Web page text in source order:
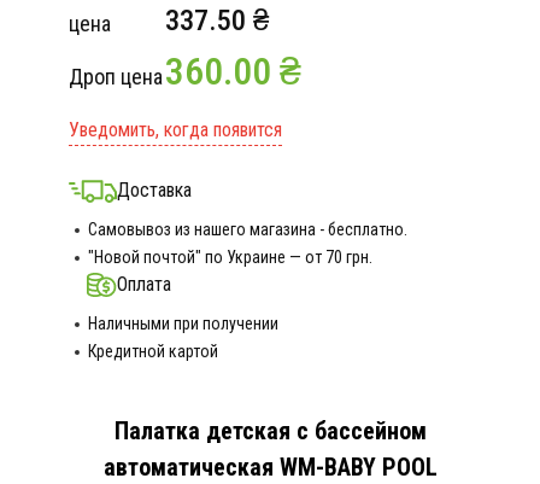
цена
337.50 ₴
Дроп цена360.00 ₴
Уведомить, когда появится
Доставка
Самовывоз из нашего магазина - бесплатно.
"Новой почтой" по Украине — от 70 грн.
Оплата
Наличными при получении
Кредитной картой
Палатка детская с бассейном
автоматическая WM-BABY POOL